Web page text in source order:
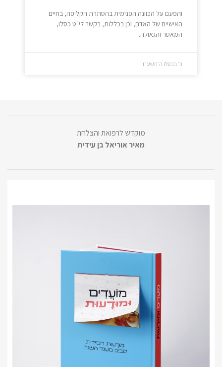
והפעם על הכוונה הפנימית בהסתרת הקליפה, בחיים
האישיים של האדם, וכן בכללות, בקשר לי"ט כסלו,
המאסר והגאולה.
כ׳ בכסלו ה׳תשע״ו
מוקדש לרפואת והצלחת
מאיר אוריאל בן עידית